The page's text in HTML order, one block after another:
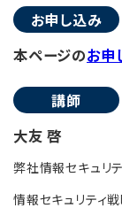
お申し込み
本ページのお申
講師
大友 啓
弊社情報セキュリ
情報セキュリティ